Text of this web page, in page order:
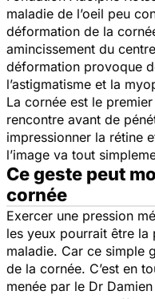
maladie de l’oeil peu
déformation de la
amincissement du
déformation provoque
l’astigmatisme et la
La cornée est le
rencontre avant de
impressionner la rétine
l’image va tout
Ce geste peut
cornée
Exercer une pression
les yeux pourrait être la
maladie. Car ce simple
de la cornée. C’est en
menée par le Dr